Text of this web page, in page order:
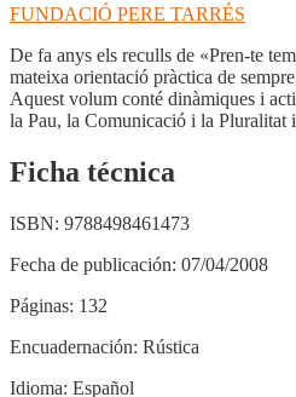
FUNDACIÓ PERE TARRÉS
De fa anys els reculls de «Pren-te
mateixa orientació pràctica de
Aquest volum conté dinàmiques i
la Pau, la Comunicació i la Pluralitat
Ficha técnica
ISBN: 9788498461473
Fecha de publicación: 07/04/2008
Páginas: 132
Encuadernación: Rústica
Idioma: Español